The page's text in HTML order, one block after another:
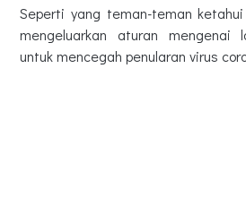
Seperti yang teman-teman
mengeluarkan aturan mengenai
untuk mencegah penularan virus